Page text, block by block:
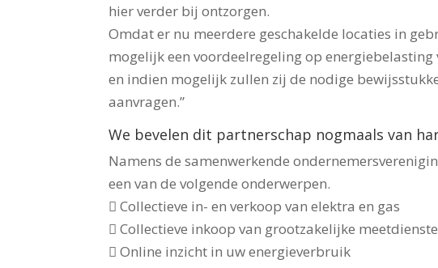
hier verder bij ontzorgen.
Omdat er nu meerdere geschakelde locaties in
mogelijk een voordeelregeling op
en indien mogelijk zullen zij de nodige
aanvragen.”
We bevelen dit partnerschap nogmaals van
Namens de samenwerkende
een van de volgende onderwerpen.
 Collectieve in- en verkoop van elektra en gas
 Collectieve inkoop van grootzakelijke
 Online inzicht in uw energieverbruik